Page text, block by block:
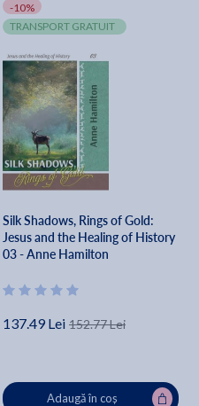
-10%
TRANSPORT GRATUIT
Silk Shadows, Rings of Gold:
Jesus and the Healing of History
03 - Anne Hamilton
137.49 Lei 152.77 Lei
Adaugă în coș